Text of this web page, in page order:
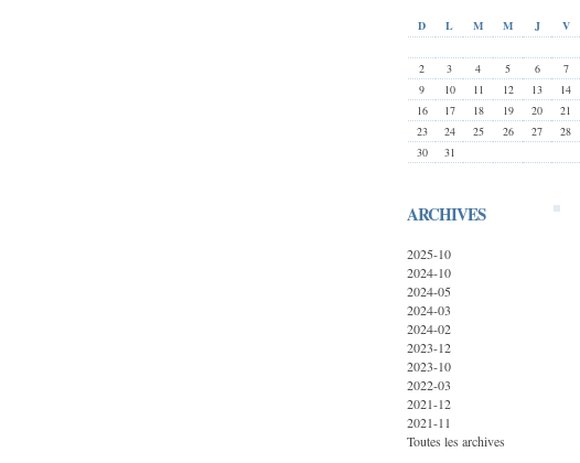
D L M M J V
2
3 4 5 6 7
9
10 11 12 13 14
16
17 18 19 20 21
23
24 25 26 27 28
30
31
ARCHIVES
2025-10
2024-10
2024-05
2024-03
2024-02
2023-12
2023-10
2022-03
2021-12
2021-11
Toutes les archives